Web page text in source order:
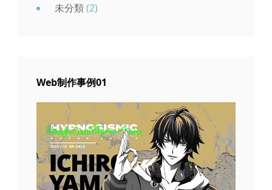
未分類(2)
Web制作事例01